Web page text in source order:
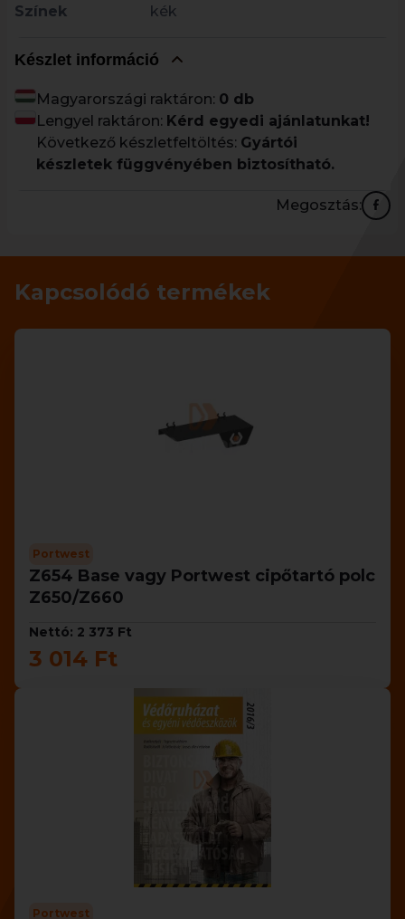
Színek
kék
Készlet információ
Magyarországi raktáron: 0 db
Lengyel raktáron: Kérd egyedi ajánlatunkat!
Következő készletfeltöltés: Gyártói
készletek függvényében biztosítható.
Megosztás:
Kapcsolódó termékek
Portwest
Z654 Base vagy Portwest cipőtartó polc
Z650/Z660
Nettó: 2 373 Ft
3 014 Ft
Portwest